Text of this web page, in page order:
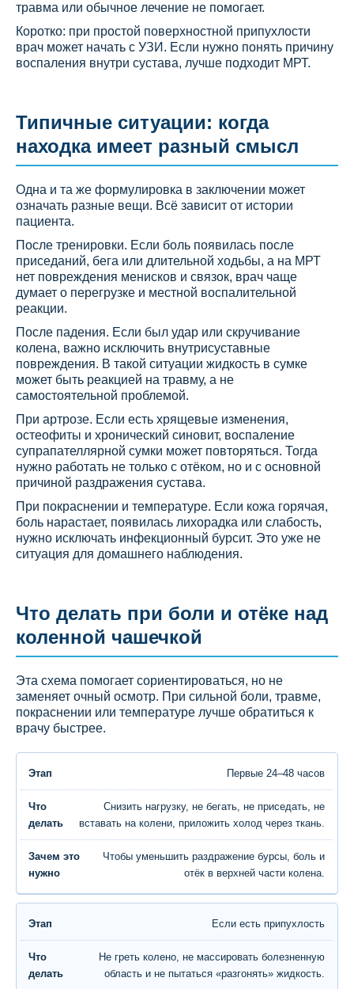
травма или обычное лечение не помогает.
Коротко: при простой поверхностной припухлости
врач может начать с УЗИ. Если нужно понять причину
воспаления внутри сустава, лучше подходит МРТ.
Типичные ситуации: когда
находка имеет разный смысл
Одна и та же формулировка в заключении может
означать разные вещи. Всё зависит от истории
пациента.
После тренировки. Если боль появилась после
приседаний, бега или длительной ходьбы, а на МРТ
нет повреждения менисков и связок, врач чаще
думает о перегрузке и местной воспалительной
реакции.
После падения. Если был удар или скручивание
колена, важно исключить внутрисуставные
повреждения. В такой ситуации жидкость в сумке
может быть реакцией на травму, а не
самостоятельной проблемой.
При артрозе. Если есть хрящевые изменения,
остеофиты и хронический синовит, воспаление
супрапателлярной сумки может повторяться. Тогда
нужно работать не только с отёком, но и с основной
причиной раздражения сустава.
При покраснении и температуре. Если кожа горячая,
боль нарастает, появилась лихорадка или слабость,
нужно исключать инфекционный бурсит. Это уже не
ситуация для домашнего наблюдения.
Что делать при боли и отёке над
коленной чашечкой
Эта схема помогает сориентироваться, но не
заменяет очный осмотр. При сильной боли, травме,
покраснении или температуре лучше обратиться к
врачу быстрее.
Первые 24–48 часов
Снизить нагрузку, не бегать, не приседать, не
вставать на колени, приложить холод через ткань.
Чтобы уменьшить раздражение бурсы, боль и
отёк в верхней части колена.
Если есть припухлость
Не греть колено, не массировать болезненную
область и не пытаться «разгонять» жидкость.